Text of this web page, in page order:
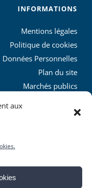
aux
INFORMATIONS
Mentions légales
Politique de cookies
Données Personnelles
Plan du site
Marchés publics
L’agglo recrute